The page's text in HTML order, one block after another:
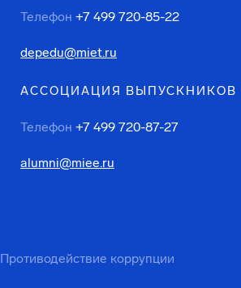
Телефон +7 499 720-85-22
depedu@miet.ru
АССОЦИАЦИЯ ВЫПУСКНИКОВ
Телефон +7 499 720-87-27
alumni@miee.ru
Противодействие коррупции